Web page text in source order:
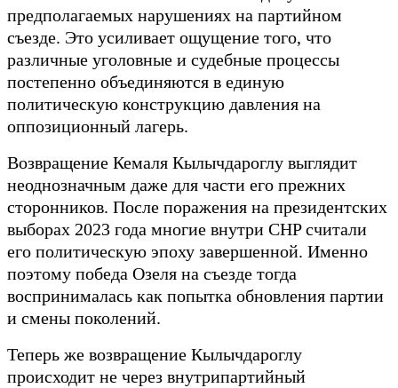
предполагаемых нарушениях на партийном
съезде. Это усиливает ощущение того, что
различные уголовные и судебные процессы
постепенно объединяются в единую
политическую конструкцию давления на
оппозиционный лагерь.
Возвращение Кемаля Кылычдароглу выглядит
неоднозначным даже для части его прежних
сторонников. После поражения на президентских
выборах 2023 года многие внутри CHP считали
его политическую эпоху завершенной. Именно
поэтому победа Озеля на съезде тогда
воспринималась как попытка обновления партии
и смены поколений.
Теперь же возвращение Кылычдароглу
происходит не через внутрипартийный